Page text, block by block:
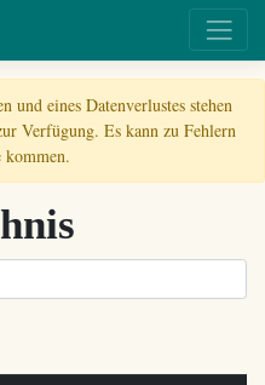
und eines Datenverlustes stehen
Verfügung. Es kann zu Fehlern